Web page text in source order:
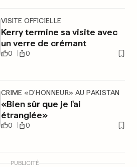
VISITE OFFICIELLE
Kerry termine sa visite avec
un verre de crémant
0 0
CRIME «D'HONNEUR» AU PAKISTAN
«Bien sûr que je l'ai
étranglée»
0 0
PUBLICITÉ